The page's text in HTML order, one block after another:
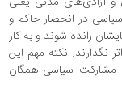
در انحصار حاکم و
رانده شوند و به کار
نگذارند. نکته مهم این
مشارکت سیاسی همگان